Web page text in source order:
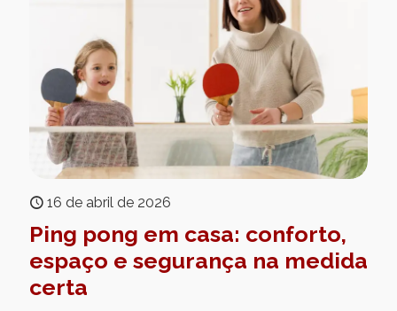
16 de abril de 2026
Ping pong em casa: conforto,
espaço e segurança na medida
certa